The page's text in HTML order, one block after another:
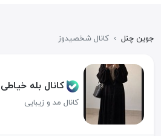
جوین چنل › کانال شخصیدوز
کانال بله خیاطی
کانال مد و زیبایی